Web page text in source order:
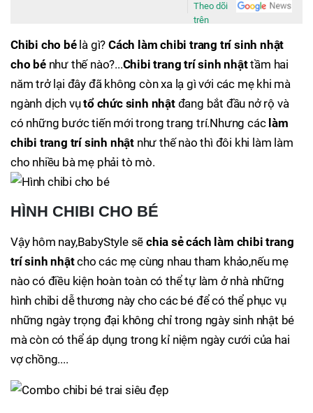
Theo dõi
trên
Chibi cho bélà gì?Cách làm chibi trang trí sinh nhật
cho bénhư thế nào?...Chibi trang trí sinh nhậttầm hai
năm trở lại đây đã không còn xa lạ gì với các mẹ khi mà
ngành dịch vụtổ chức sinh nhậtđang bắt đầu nở rộ và
có những bước tiến mới trong trang trí.Nhưng các làm
chibi trang trí sinh nhật như thế nào thì đôi khi làm làm
cho nhiều bà mẹ phải tò mò.
HÌNH CHIBI CHO BÉ
Vậy hôm nay,BabyStyle sẽ chia sẻ cách làm chibi trang
trí sinh nhậtcho các mẹ cùng nhau tham khảo,nếu mẹ
nào có điều kiện hoàn toàn có thể tự làm ở nhà những
hình chibi dễ thương này cho các bé để có thể phục vụ
những ngày trọng đại không chỉ trong ngày sinh nhật bé
mà còn có thể áp dụng trong kỉ niệm ngày cưới của hai
vợ chồng....